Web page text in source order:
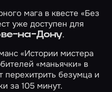
мага в квесте«Без
уже доступен для
на-Дону.
«Истории мистера
«маньячки» в
перехитрить безумца и
за 105 минут.